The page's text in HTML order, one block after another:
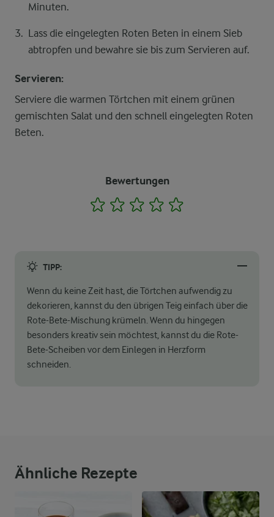
Minuten.
Lass die eingelegten Roten Beten in einem Sieb
abtropfen und bewahre sie bis zum Servieren auf.
Servieren:
Serviere die warmen Törtchen mit einem grünen
gemischten Salat und den schnell eingelegten Roten
Beten.
Bewertungen
1 2 3 4
TIPP:
Wenn du keine Zeit hast, die Törtchen aufwendig zu
dekorieren, kannst du den übrigen Teig einfach über die
Rote-Bete-Mischung krümeln. Wenn du hingegen
besonders kreativ sein möchtest, kannst du die Rote-
Bete-Scheiben vor dem Einlegen in Herzform
schneiden.
Ähnliche Rezepte